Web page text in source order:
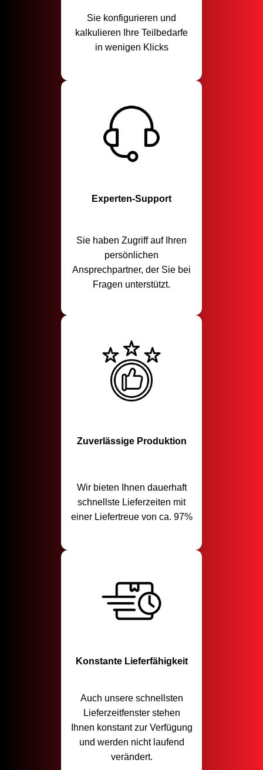
Sie konfigurieren und
kalkulieren Ihre Teilbedarfe
in wenigen Klicks
Experten-Support
Sie haben Zugriff auf Ihren
persönlichen
Ansprechpartner, der Sie bei
Fragen unterstützt.
Zuverlässige Produktion
Wir bieten Ihnen dauerhaft
schnellste Lieferzeiten mit
einer Liefertreue von ca. 97%
Konstante Lieferfähigkeit
Auch unsere schnellsten
Lieferzeitfenster stehen
Ihnen konstant zur Verfügung
und werden nicht laufend
verändert.